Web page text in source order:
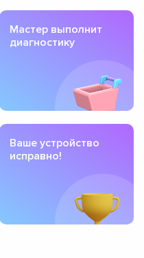
Мастер выполнит
диагностику
Ваше устройство
исправно!